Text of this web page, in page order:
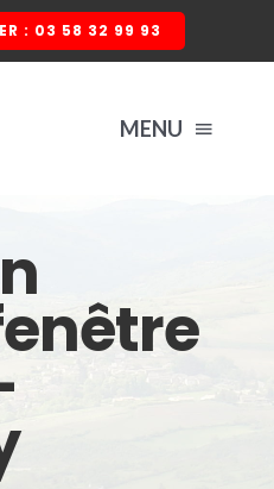
: 03 58 32 99 93
MENU
NOUS ?
NOUS